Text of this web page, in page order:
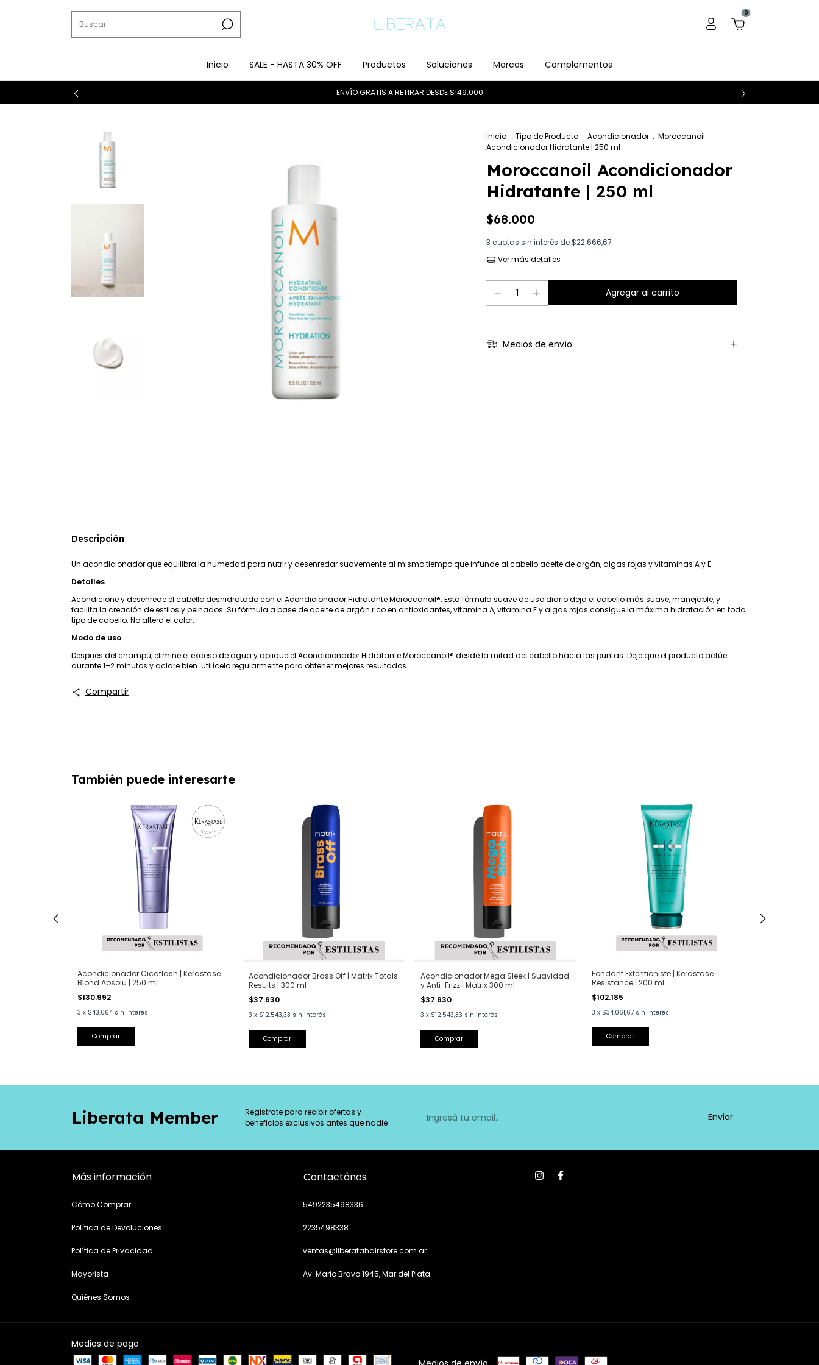
0
Inicio SALE - HASTA 30% OFF Productos Soluciones Marcas Complementos
ENVÍO GRATIS A RETIRAR DESDE $149.000
Inicio . Tipo de Producto . Acondicionador . Moroccanoil
Acondicionador Hidratante | 250 ml
Moroccanoil Acondicionador
Hidratante | 250 ml
$68.000
3 cuotas sin interés de$22.666,67
Ver más detalles
Medios de envío
Descripción
Un acondicionador que equilibra la humedad para nutrir y desenredar suavemente al mismo tiempo que infunde al cabello aceite de argán, algas rojas y vitaminas A y E.
Detalles
Acondicione y desenrede el cabello deshidratado con el Acondicionador Hidratante Moroccanoil®. Esta fórmula suave de uso diario deja el cabello más suave, manejable, y
facilita la creación de estilos y peinados. Su fórmula a base de aceite de argán rico en antioxidantes, vitamina A, vitamina E y algas rojas consigue la máxima hidratación en todo
tipo de cabello. No altera el color.
Modo de uso
Después del champú, elimine el exceso de agua y aplique el Acondicionador Hidratante Moroccanoil® desde la mitad del cabello hacia las puntas. Deje que el producto actúe
durante 1–2 minutos y aclare bien. Utilícelo regularmente para obtener mejores resultados.
Compartir
También puede interesarte
Acondicionador Cicaflash | Kerastase
Blond Absolu | 250 ml
$130.992
3 x $43.664 sin interés
Acondicionador Brass Off | Matrix Totals
Results | 300 ml
$37.630
3 x $12.543,33 sin interés
Acondicionador Mega Sleek | Suavidad
y Anti-Frizz | Matrix 300 ml
$37.630
3 x $12.543,33 sin interés
Fondant Extentioniste | Kerastase
Resistance | 200 ml
$102.185
3 x $34.061,67 sin interés
Liberata Member
Registrate para recibir ofertas y
beneficios exclusivos antes que nadie
Más información
Cómo Comprar
Política de Devoluciones
Política de Privacidad
Mayorista
Quiénes Somos
Contactános
5492235498336
2235498338
ventas@liberatahairstore.com.ar
Av. Mario Bravo 1945, Mar del Plata
Medios de pago